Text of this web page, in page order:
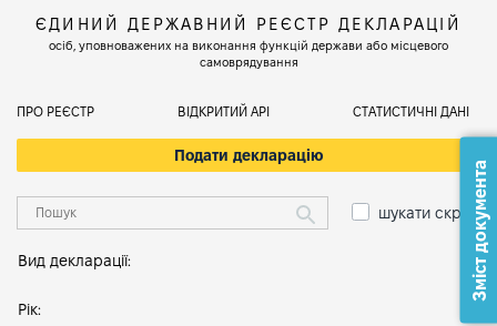
ЄДИНИЙ ДЕРЖАВНИЙ РЕЄСТР ДЕКЛАРАЦІЙ
осіб, уповноважених на виконання функцій держави або місцевого
самоврядування
ПРО РЕЄСТР ВІДКРИТИЙ АРІ СТАТИСТИЧНІ ДАНІ
Подати декларацію
шукати скрізь
Вид декларації:
Рік:
Зміст документа